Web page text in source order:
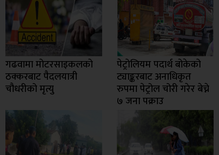
गढवामा मोटरसाइकलको
ठक्करबाट पैदलयात्री
चौधरीको मृत्यु
पेट्रोलियम पदार्थ बोकेको
ट्याङ्करबाट अनाधिकृत
रुपमा पेट्रोल चोरी गरेर बेच्ने
७ जना पक्राउ